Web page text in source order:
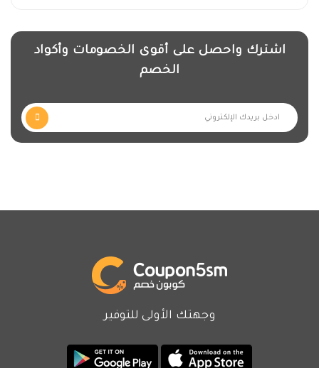
اشترك واحصل على أقوى الخصومات وأكواد
الخصم
وجهتك الأولى للتوفير